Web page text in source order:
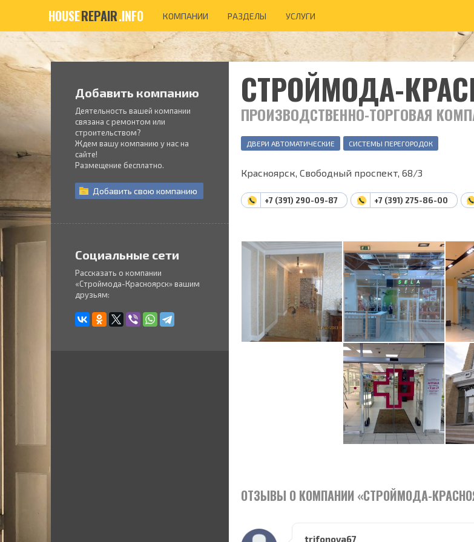
HOUSEREPAIR.INFO КОМПАНИИ РАЗДЕЛЫ УСЛУГИ
Добавить компанию
Деятельность вашей компании
связана с ремонтом или
строительством?
Ждем вашу компанию у нас на
сайте!
Размещение бесплатно.
Добавить свою компанию
Социальные сети
Рассказать о компании
«Строймода-Красноярск» вашим
друзьям:
СТРОЙМОДА-
ПРОИЗВОДСТВЕННО-ТОРГОВАЯ
ДВЕРИ АВТОМАТИЧЕСКИЕ СИСТЕМЫ ПЕРЕГОРОДОК
Красноярск, Свободный проспект, 68/3
+7 (391) 290-09-87 +7 (391) 275-86-00
ОТЗЫВЫ О КОМПАНИИ «СТРОЙМОДА-
trifonova67